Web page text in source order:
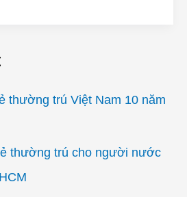
thường trú Việt Nam 10 năm
thường trú cho người nước